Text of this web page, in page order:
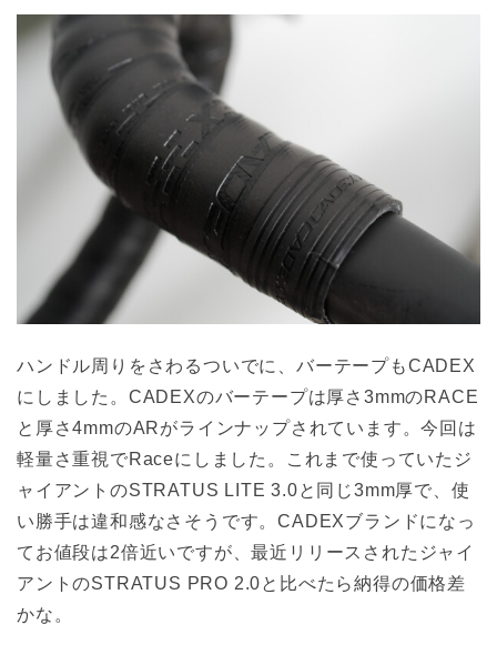
ハンドル周りをさわるついでに、バーテープもCADEX
にしました。CADEXのバーテープは厚さ3mmのRACE
と厚さ4mmのARがラインナップされています。今回は
軽量さ重視でRaceにしました。これまで使っていたジ
ャイアントのSTRATUS LITE 3.0と同じ3mm厚で、使
い勝手は違和感なさそうです。CADEXブランドになっ
てお値段は2倍近いですが、最近リリースされたジャイ
アントのSTRATUS PRO 2.0と比べたら納得の価格差
かな。